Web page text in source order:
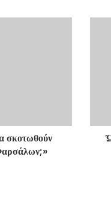
σκοτωθούν